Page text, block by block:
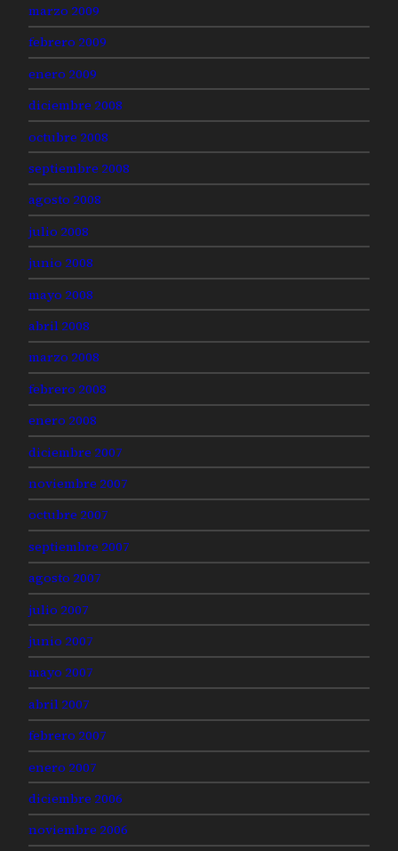
marzo 2009
febrero 2009
enero 2009
diciembre 2008
octubre 2008
septiembre 2008
agosto 2008
julio 2008
junio 2008
mayo 2008
abril 2008
marzo 2008
febrero 2008
enero 2008
diciembre 2007
noviembre 2007
octubre 2007
septiembre 2007
agosto 2007
julio 2007
junio 2007
mayo 2007
abril 2007
febrero 2007
enero 2007
diciembre 2006
noviembre 2006